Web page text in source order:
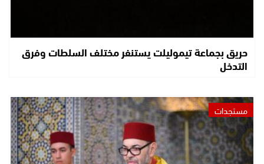
حريق بجماعة تيموليلت يستنفر مختلف السلطات وفرق
التدخل
مستجدات